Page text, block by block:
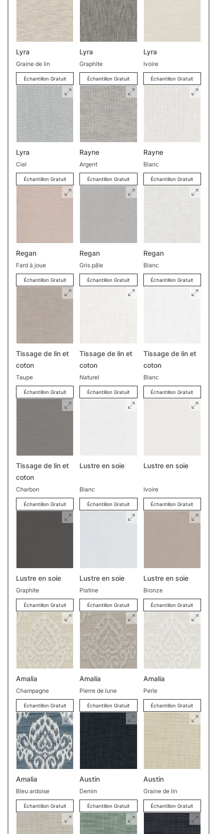
Lyra
Graine de lin
Échantillon Gratuit
Lyra
Graphite
Échantillon Gratuit
Lyra
Ivoire
Échantillon Gratuit
Lyra
Ciel
Échantillon Gratuit
Rayne
Argent
Échantillon Gratuit
Rayne
Blanc
Échantillon Gratuit
Regan
Fard à joue
Échantillon Gratuit
Regan
Gris pâle
Échantillon Gratuit
Regan
Blanc
Échantillon Gratuit
Tissage de lin et
coton
Taupe
Échantillon Gratuit
Tissage de lin et
coton
Naturel
Échantillon Gratuit
Tissage de lin et
coton
Blanc
Échantillon Gratuit
Tissage de lin et
coton
Charbon
Échantillon Gratuit
Lustre en soie
Blanc
Échantillon Gratuit
Lustre en soie
Ivoire
Échantillon Gratuit
Lustre en soie
Graphite
Échantillon Gratuit
Lustre en soie
Platine
Échantillon Gratuit
Lustre en soie
Bronze
Échantillon Gratuit
Amalia
Champagne
Échantillon Gratuit
Amalia
Pierre de lune
Échantillon Gratuit
Amalia
Perle
Échantillon Gratuit
Amalia
Bleu ardoise
Échantillon Gratuit
Austin
Denim
Échantillon Gratuit
Austin
Graine de lin
Échantillon Gratuit